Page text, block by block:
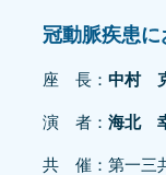
冠動脈疾患
座 長： 中村
演 者： 海北
共 催：第一三